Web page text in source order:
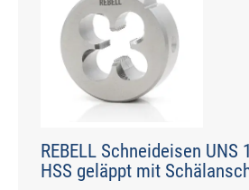
REBELL Schneideisen UNS
HSS geläppt mit